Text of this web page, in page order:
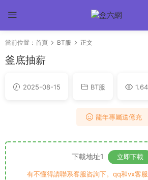
當前位置： 首頁 BT服 正文
釜底抽薪
2025-08-15 BT服
龍年專屬送億充
下載地址1 立即下載
有不懂得請聯系客服咨詢下。qq和vx客